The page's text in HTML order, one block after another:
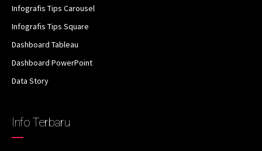
Infografis Tips Carousel
Infografis Tips Square
Dashboard Tableau
Dashboard PowerPoint
Data Story
Info Terbaru